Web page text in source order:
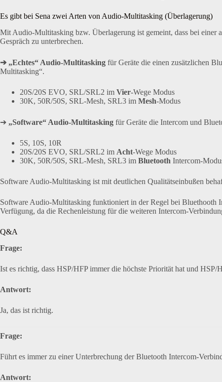
Es gibt bei Sena zwei Arten von Audio-Multitasking (Überlagerung)
Mit Audio-Multitasking bzw. Überlagerung ist gemeint, dass bei einer
Gespräch zu unterbrechen.
➔ „Echtes“ Audio-Multitasking für Geräte die einen zusätzlichen
Multitasking“.
20S/20S EVO, SRL/SRL2 im Vier-Wege Modus
30K, 50R/50S, SRL-Mesh, SRL3 im Mesh-Modus
➔ „Software“ Audio-Multitasking für Geräte die Intercom und
5S, 10S, 10R
20S/20S EVO, SRL/SRL2 im Acht-Wege Modus
30K, 50R/50S, SRL-Mesh, SRL3 im Bluetooth Intercom-
Software Audio-Multitasking ist mit deutlichen Qualitätseinbußen
Software Audio-Multitasking funktioniert in der Regel bei Bluethooth
Verfügung, da die Rechenleistung für die weiteren Intercom-
Q&A
Frage:
Ist es richtig, dass HSP/HFP immer die höchste Priorität hat und
Antwort:
Ja, das ist richtig.
Frage:
Führt es immer zu einer Unterbrechung der Bluetooth Intercom-
Antwort: